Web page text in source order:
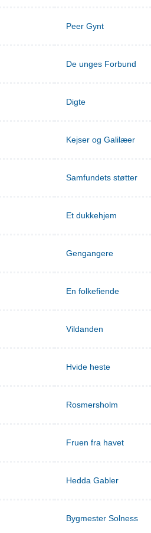
Peer Gynt
De unges Forbund
Digte
Kejser og Galilæer
Samfundets støtter
Et dukkehjem
Gengangere
En folkefiende
Vildanden
Hvide heste
Rosmersholm
Fruen fra havet
Hedda Gabler
Bygmester Solness